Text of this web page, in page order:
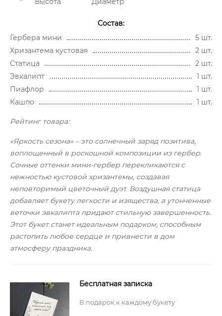
Состав:
Гербера мини
5 шт.
Хризантема кустовая
2 шт.
Статица
2 шт.
Эвкалипт
1 шт.
Пиафлор
1 шт.
Кашпо
1 шт.
Рейтинг товара:
«Яркость сезона» – это солнечный заряд позитива,
воплощенный в роскошной композиции из гербер.
Сочные оттенки мини-гербер перекликаются с
нежностью кустовой хризантемы, создавая
неповторимый цветочный дуэт. Воздушная статица
добавляет букету легкости и изящества, а утонченные
веточки эвкалипта придают стильную завершенность.
Этот букет станет идеальным подарком, способным
растопить любое сердце и привнести в дом
атмосферу праздника.
Бесплатная записка
В подарок к каждому букету